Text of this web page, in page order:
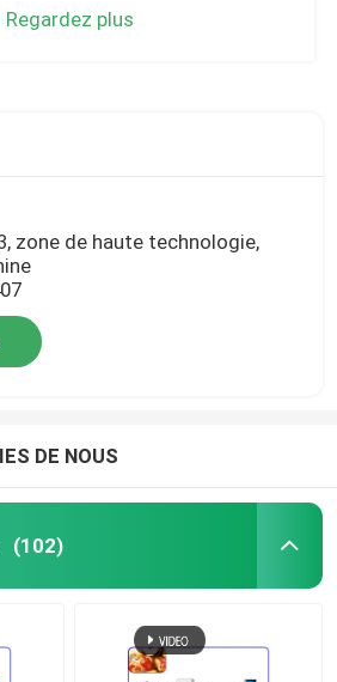
Regardez plus
zone de haute technologie,
DE NOUS
(102)